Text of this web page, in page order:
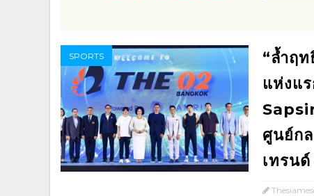
SPORTS
“ล้ำฤ
แห่งแ
ศูนย์ก
เทรน